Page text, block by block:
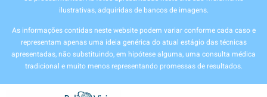
ilustrativas, adquiridas de bancos de imagens.
As informações contidas neste website podem variar conforme cada caso e
representam apenas uma ideia genérica do atual estágio das técnicas
apresentadas, não substituindo, em hipótese alguma, uma consulta médica
tradicional e muito menos representando promessas de resultados.